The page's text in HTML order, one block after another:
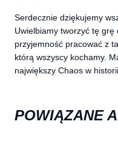
Serdecznie dziękujemy
Uwielbiamy tworzyć tę grę
przyjemność pracować z
którą wszyscy kochamy.
największy Chaos w
POWIĄZANE